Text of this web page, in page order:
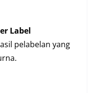
Label
pelabelan yang